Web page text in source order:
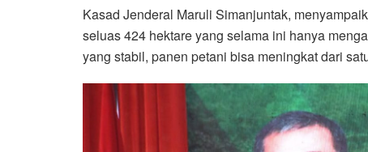
Kasad Jenderal Maruli Simanjuntak,
seluas 424 hektare yang selama ini hanya
yang stabil, panen petani bisa meningkat dari